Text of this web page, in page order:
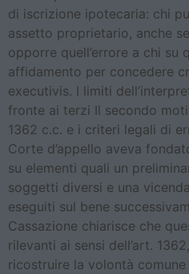
di iscrizione ipotecaria: chi
assetto proprietario, anche
opporre quell’errore a chi su
affidamento per concedere
executivis. I limiti
fronte ai terzi Il secondo
1362 c.c. e i criteri legali di
Corte d’appello aveva
su elementi quali un
soggetti diversi e una
eseguiti sul bene
Cassazione chiarisce che
rilevanti ai sensi dell’art.
ricostruire la volontà